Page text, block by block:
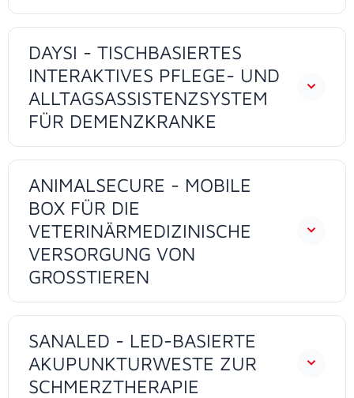
DAYSI - TISCHBASIERTES
INTERAKTIVES PFLEGE- UND
ALLTAGSASSISTENZSYSTEM
FÜR DEMENZKRANKE
ANIMALSECURE - MOBILE
BOX FÜR DIE
VETERINÄRMEDIZINISCHE
VERSORGUNG VON
GROSSTIEREN
SANALED - LED-BASIERTE
AKUPUNKTURWESTE ZUR
SCHMERZTHERAPIE